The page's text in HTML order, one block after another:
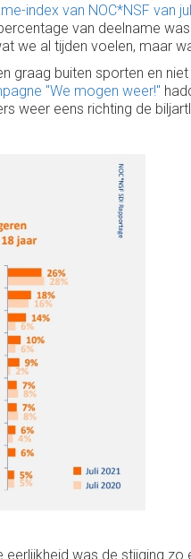
index van NOC*NSF van
van deelname
we al tijden voelen, maar
buiten sporten en
"We mogen weer!"
weer eens richting de
eerlijkheid was de stijging